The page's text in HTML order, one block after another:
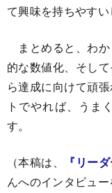
て興味を持ちやすい
まとめると、わ
的な数値化、そし
ら達成に向けて頑
トでやれば、うま
す。
（本稿は、 『リー
んへのインタビュー